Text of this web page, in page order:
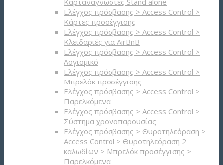
Καρταναγνώστες Stand alone
Ελέγχος πρόσβασης > Access Control >
Κάρτες προσέγγισης
Ελέγχος πρόσβασης > Access Control >
Κλειδαριές για AirBnB
Ελέγχος πρόσβασης > Access Control >
Λογισμικό
Ελέγχος πρόσβασης > Access Control >
Μπρελόκ προσέγγισης
Ελέγχος πρόσβασης > Access Control >
Παρελκόμενα
Ελέγχος πρόσβασης > Access Control >
Σύστημα χρονοπαρουσίας
Ελέγχος πρόσβασης > Θυροτηλεόραση >
Access Control > Θυροτηλεόραση 2
καλωδίων > Μπρελόκ προσέγγισης >
Παρελκόμενα